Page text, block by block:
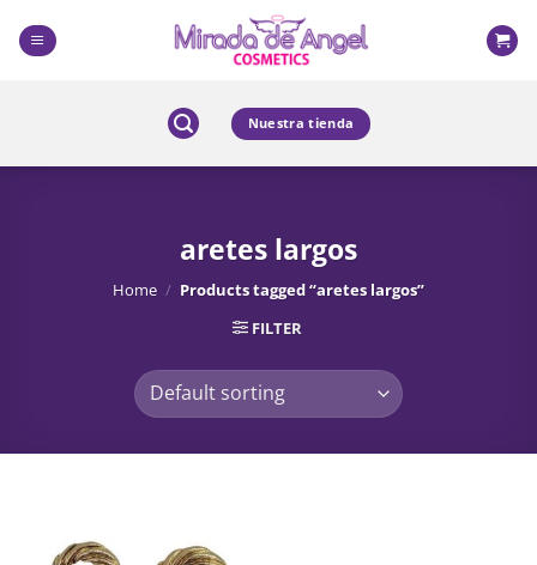
content
Nuestra tienda
aretes largos
Home / Products tagged “aretes largos”
FILTER